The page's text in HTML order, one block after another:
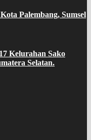
Palembang, Sumsel
Kelurahan Sako
Selatan.